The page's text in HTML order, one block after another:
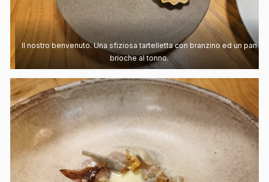
Il nostro benvenuto. Una sfiziosa tartelletta con branzino ed un pan
brioche al tonno.